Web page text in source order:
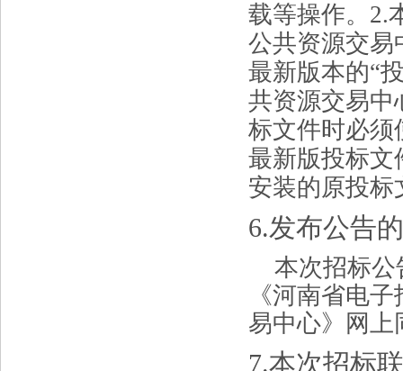
载等操作。2.
公共资源交易
最新版本的“
共资源交易中
标文件时必须
最新版投标文
安装的原投标
6.发布公告
本次招标
《河南省电
易中心》网上
7.本次招标